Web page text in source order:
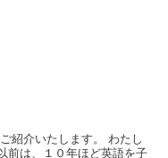
紹介いたします。 わたし
前は、１０年ほど英語を子